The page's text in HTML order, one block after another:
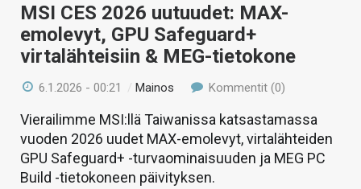
MSI CES 2026 uutuudet: MAX-
emolevyt, GPU Safeguard+
virtalähteisiin & MEG-tietokone
6.1.2026 - 00:21 /Mainos Kommentit (0)
Vierailimme MSI:llä Taiwanissa katsastamassa
vuoden 2026 uudet MAX-emolevyt, virtalähteiden
GPU Safeguard+ -turvaominaisuuden ja MEG PC
Build -tietokoneen päivityksen.